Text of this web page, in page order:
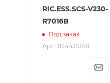
RIC.ESS.SCS-V230-
R7016B
Под заказ
Арт.: 1124331048